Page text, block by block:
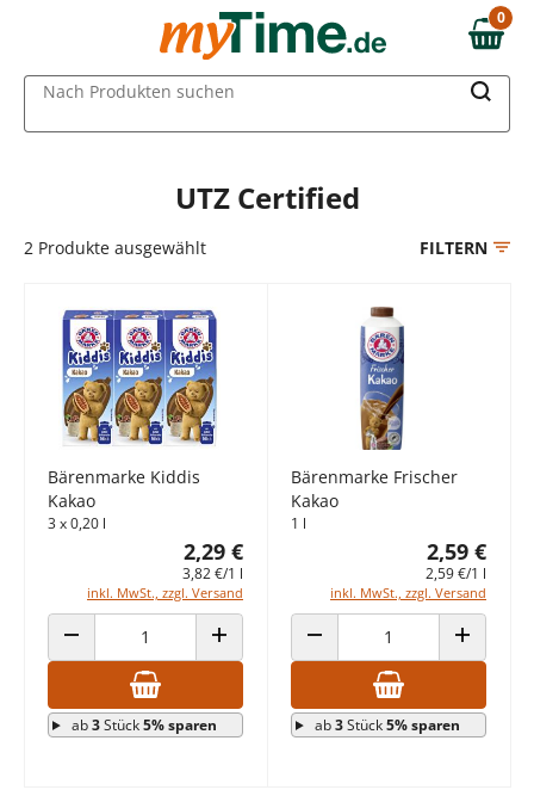
Zum Hauptinhalt springen
Zur Navigation springen
Zur Suche springen
0,00 €
0
Nach Produkten suchen
UTZ Certified
2 Produkte ausgewählt FILTERN
Bärenmarke Kiddis
Kakao
3 x 0,20 l
2,29 €
3,82 €/1 l
inkl. MwSt., zzgl. Versand
ANZAHL VERRINGERN ANZAHL ERHÖHEN
ab3Stück5% sparen
Bärenmarke Frischer
Kakao
1 l
2,59 €
2,59 €/1 l
inkl. MwSt., zzgl. Versand
ANZAHL VERRINGERN ANZAHL
ab3Stück5% sparen